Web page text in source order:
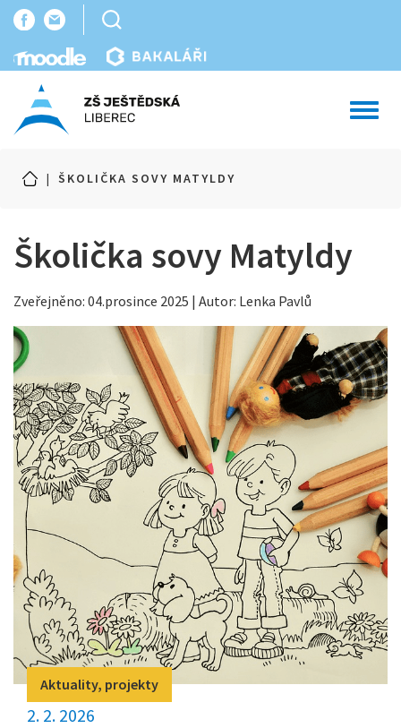
| ŠKOLIČKA SOVY MATYLDY
Školička sovy Matyldy
Zveřejněno: 04.prosince 2025 | Autor: Lenka Pavlů
Aktuality, projekty
2. 2. 2026